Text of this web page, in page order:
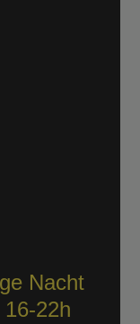
Nacht
22h